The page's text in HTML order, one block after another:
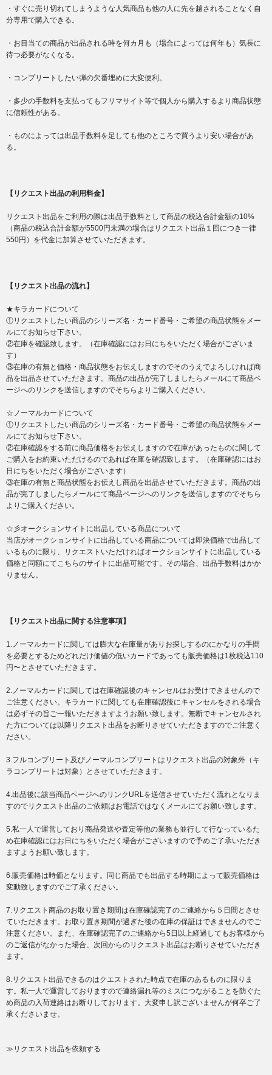
・すぐに売り切れてしまうような人気商品も他の人に先を越されることなく自
分専用で購入できる。
・お目当ての商品が出品される時を何カ月も（場合によっては何年も）気長に
待つ必要がなくなる。
・コンプリートしたい弾の欠番埋めに大変便利。
・多少の手数料を支払ってもフリマサイト等で個人から購入するより商品状態
に信頼性がある。
・ものによっては出品手数料を足しても他のところで買うより安い場合があ
る。
【リクエスト出品の利用料金】
リクエスト出品をご利用の際は出品手数料として商品の税込合計金額の10%
（商品の税込合計金額が5500円未満の場合はリクエスト出品１回につき一律
550円）を代金に加算させていただきます。
【リクエスト出品の流れ】
★キラカードについて
①リクエストしたい商品のシリーズ名・カード番号・ご希望の商品状態をメー
ルにてお知らせ下さい。
②在庫を確認致します。（在庫確認にはお日にちをいただく場合がございま
す）
③在庫の有無と価格・商品状態をお伝えしますのでそのうえでよろしければ商
品を出品させていただきます。商品の出品が完了しましたらメールにて商品ペ
ージへのリンクを送信しますのでそちらよりご購入ください。
☆ノーマルカードについて
①リクエストしたい商品のシリーズ名・カード番号・ご希望の商品状態をメー
ルにてお知らせ下さい。
②在庫確認をする前に商品価格をお伝えしますので在庫があったものに関して
ご購入をお約束いただけるのであれば在庫を確認致します。（在庫確認にはお
日にちをいただく場合がございます）
③在庫の有無と商品状態をお伝えし商品を出品させていただきます。商品の出
品が完了しましたらメールにて商品ページへのリンクを送信しますのでそちら
よりご購入ください。
☆彡オークションサイトに出品している商品について
当店がオークションサイトに出品している商品については即決価格で出品して
いるものに限り、リクエストいただければオークションサイトに出品している
価格と同額にてこちらのサイトに出品可能です。その場合、出品手数料はかか
りません。
【リクエスト出品に関する注意事項】
1.ノーマルカードに関しては膨大な在庫量がありお探しするのにかなりの手間
を必要とするためどれだけ価値の低いカードであっても販売価格は1枚税込110
円〜とさせていただきます。
2.ノーマルカードに関しては在庫確認後のキャンセルはお受けできませんので
ご注意ください。キラカードに関しても在庫確認後にキャンセルをされる場合
は必ずその旨ご一報いただきますようお願い致します。無断でキャンセルされ
た方については以降リクエスト出品をお断りさせていただきますのでご注意く
ださい。
3.フルコンプリート及びノーマルコンプリートはリクエスト出品の対象外（キ
ラコンプリートは対象）とさせていただきます。
4.出品後に該当商品ページへのリンクURLを送信させていただく流れとなりま
すのでリクエスト出品のご依頼はお電話ではなくメールにてお願い致します。
5.私一人で運営しており商品発送や査定等他の業務も並行して行なっているた
め在庫確認にはお日にちをいただく場合がございますので予めご了承いただき
ますようお願い致します。
6.販売価格は時価となります。同じ商品でも出品する時期によって販売価格は
変動致しますのでご了承ください。
7.リクエスト商品のお取り置き期間は在庫確認完了のご連絡から５日間とさせ
ていただきます。お取り置き期間が過ぎた後の在庫の保証はできませんのでご
注意ください。また、在庫確認完了のご連絡から5日以上経過してもお客様から
のご返信がなかった場合、次回からのリクエスト出品はお断りさせていただき
ます。
8.リクエスト出品できるのはクエストされた時点で在庫のあるものに限りま
す。私一人で運営しておりますので連絡漏れ等のミスにつながることを防ぐた
め商品の入荷連絡はお断りしております。大変申し訳ございませんが何卒ご了
承くださいませ。
≫リクエスト出品を依頼する